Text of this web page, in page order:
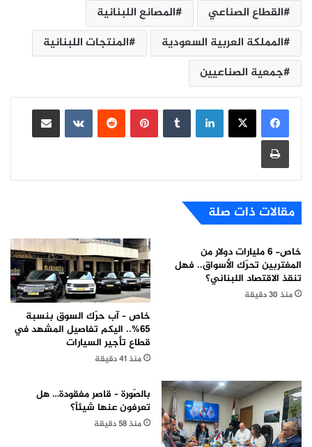
القطاع الصناعي
المصانع اللبنانية
المملكة العربية السعودية
المنتجات اللبنانية
جمعية الصناعيين
لينكدإن بينتيريست
مشاركة عبر البريد
طباعة
مقالات ذات صلة
خاص- 6 مليارات دولار من
المغتربين تحرّك الأسواق.. فهل
تنقذ الاقتصاد اللبناني؟
منذ 30 دقيقة
خاص – آب حرّك السوق بنسبة
65%.. اليكم تفاصيل المشهد في
قطاع تأجير السيارات
منذ 41 دقيقة
بالصّورة – قاصر مفقودة… هل
تعرفون عنها شيئاً؟
منذ 58 دقيقة